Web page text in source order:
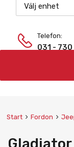
Välj enhet
Telefon:
031 -
Start Fordon